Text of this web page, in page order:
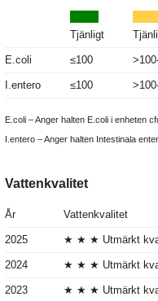
Tjänligt
E.coli ≤100
I.entero ≤100
E.coli – Anger halten E.coli i enheten
I.entero – Anger halten Intestinala
Vattenkvalitet
År Vattenkvalitet
2025 ★ ★ ★ Utmärkt
2024 ★ ★ ★ Utmärkt
2023 ★ ★ ★ Utmärkt